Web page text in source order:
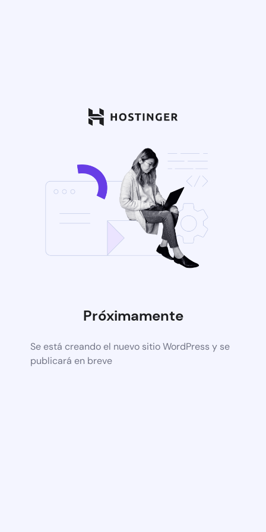
Próximamente
Se está creando el nuevo sitio WordPress y se
publicará en breve